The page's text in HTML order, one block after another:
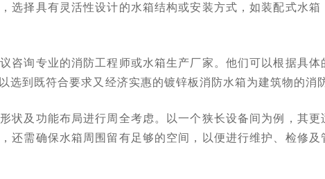
选择具有灵活性设计的水箱结构或安装方式，如装配式水箱
咨询专业的消防工程师或水箱生产厂家。他们可以根据具体
选到既符合要求又经济实惠的镀锌板消防水箱为建筑物的消
状及功能布局进行周全考虑。以一个狭长设备间为例，其更
还需确保水箱周围留有足够的空间，以便进行维护、检修及